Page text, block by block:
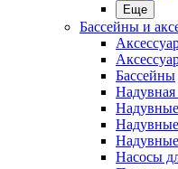
Еще
Бассейны и
Бассейны
Надувная
Насосы